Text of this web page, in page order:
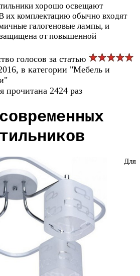
хорошо освещают
их комплектацию обычно входят
галогеновые лампы, и
от повышенной
голосов за статью
в категории "Мебель и
прочитана 2424 раз
тильников
Для